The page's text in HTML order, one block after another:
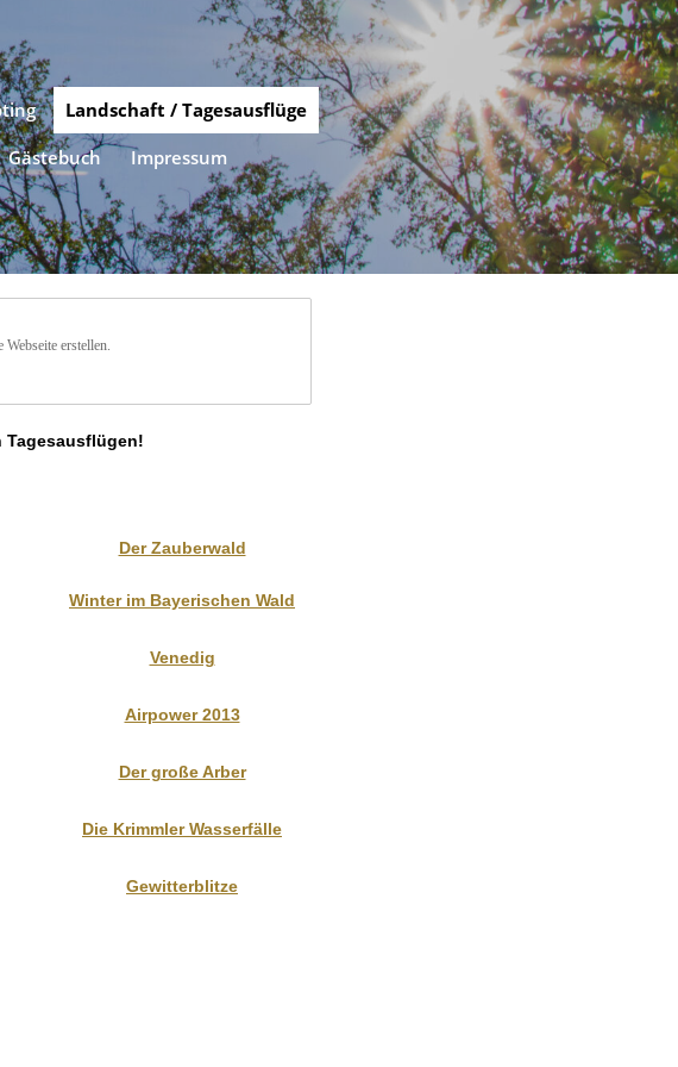
Landschaft / Tagesausflüge
Gästebuch Impressum
erstellen.
Tagesausflügen!
Der Zauberwald
Winter im Bayerischen Wald
Venedig
Airpower 2013
Der große Arber
Die Krimmler Wasserfälle
Gewitterblitze